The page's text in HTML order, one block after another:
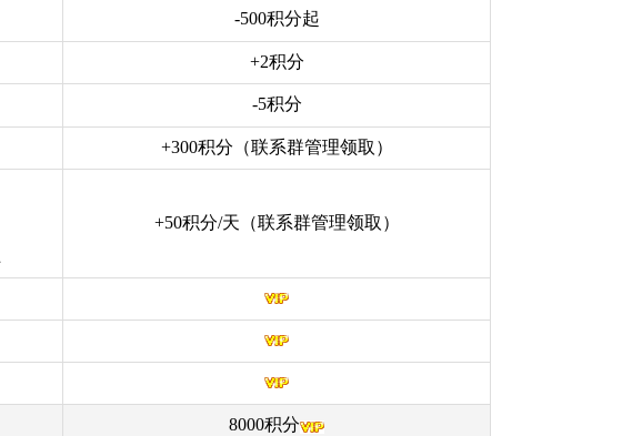
-500积分起
+2积分
-5积分
+300积分 （联系群管理领取）
+50积分/天（联系群管理领取）
8000积分